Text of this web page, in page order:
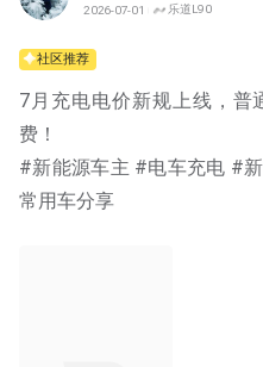
2026-07-01 乐道L90
社区推荐
7月充电电价新规上线，普
费！
#新能源车主 #电车充电 #
常用车分享